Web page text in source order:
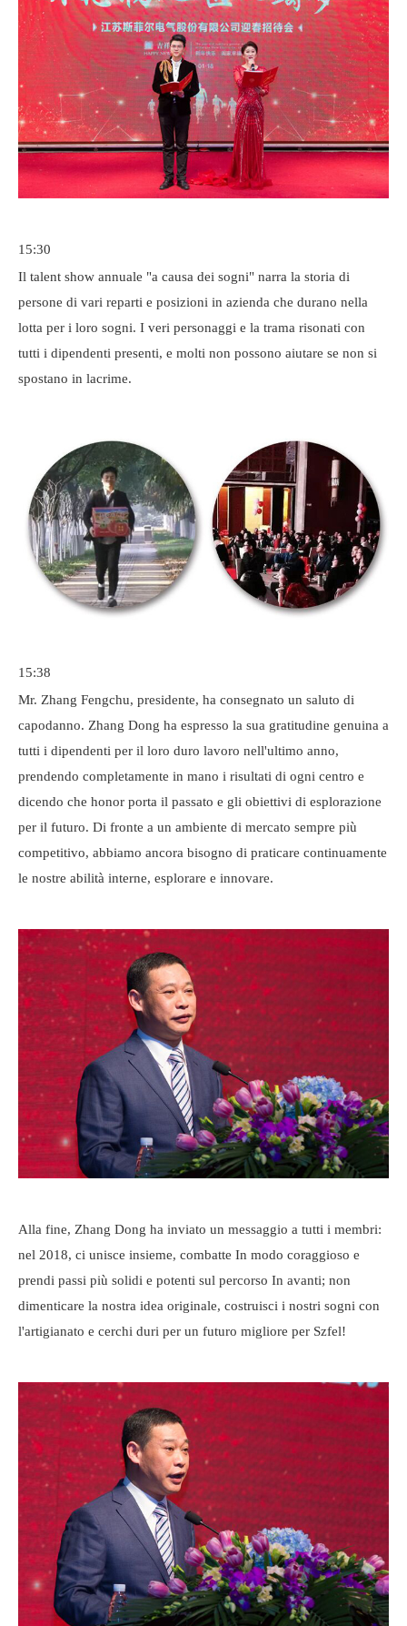
15:30
Il talent show annuale "a causa dei sogni" narra la storia di
persone di vari reparti e posizioni in azienda che durano nella
lotta per i loro sogni. I veri personaggi e la trama risonati con
tutti i dipendenti presenti, e molti non possono aiutare se non si
spostano in lacrime.
15:38
Mr. Zhang Fengchu, presidente, ha consegnato un saluto di
capodanno. Zhang Dong ha espresso la sua gratitudine genuina a
tutti i dipendenti per il loro duro lavoro nell'ultimo anno,
prendendo completamente in mano i risultati di ogni centro e
dicendo che honor porta il passato e gli obiettivi di esplorazione
per il futuro. Di fronte a un ambiente di mercato sempre più
competitivo, abbiamo ancora bisogno di praticare continuamente
le nostre abilità interne, esplorare e innovare.
Alla fine, Zhang Dong ha inviato un messaggio a tutti i membri:
nel 2018, ci unisce insieme, combatte In modo coraggioso e
prendi passi più solidi e potenti sul percorso In avanti; non
dimenticare la nostra idea originale, costruisci i nostri sogni con
l'artigianato e cerchi duri per un futuro migliore per Szfel!